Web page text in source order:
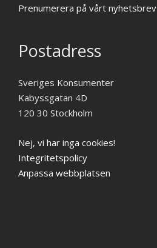
Prenumerera på vårt nyhetsbrev
Postadress
Sveriges Konsumenter
Kabyssgatan 4D
120 30 Stockholm
Nej, vi har inga cookies!
Integritetspolicy
Anpassa webbplatsen